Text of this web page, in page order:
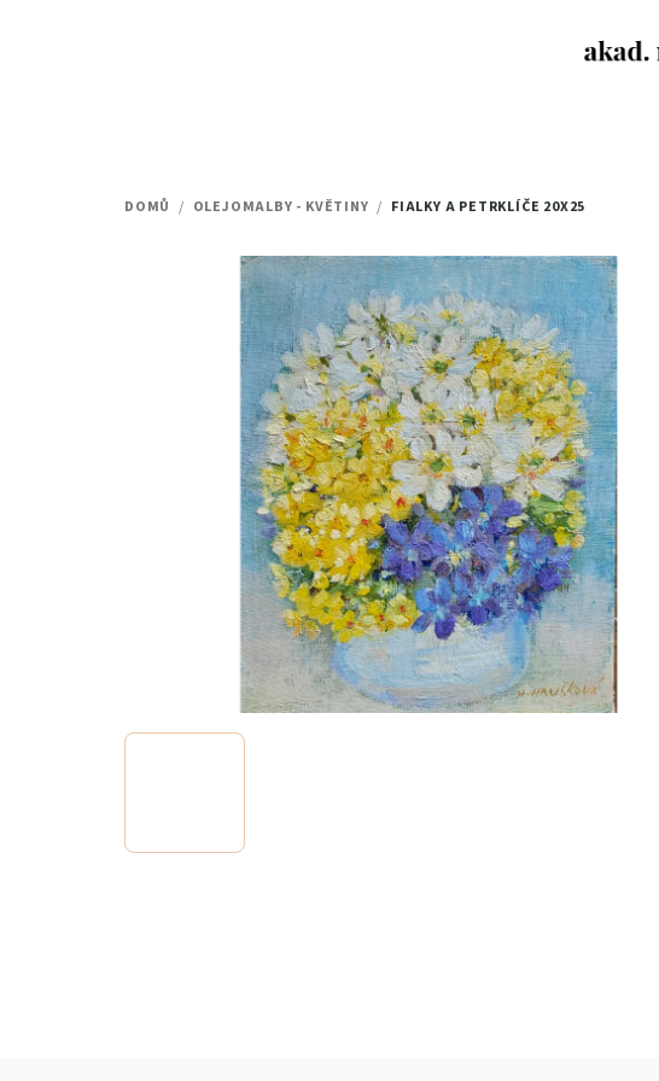
DOMŮ / OLEJOMALBY - KVĚTINY / FIALKY A PETRKLÍČE 20X25